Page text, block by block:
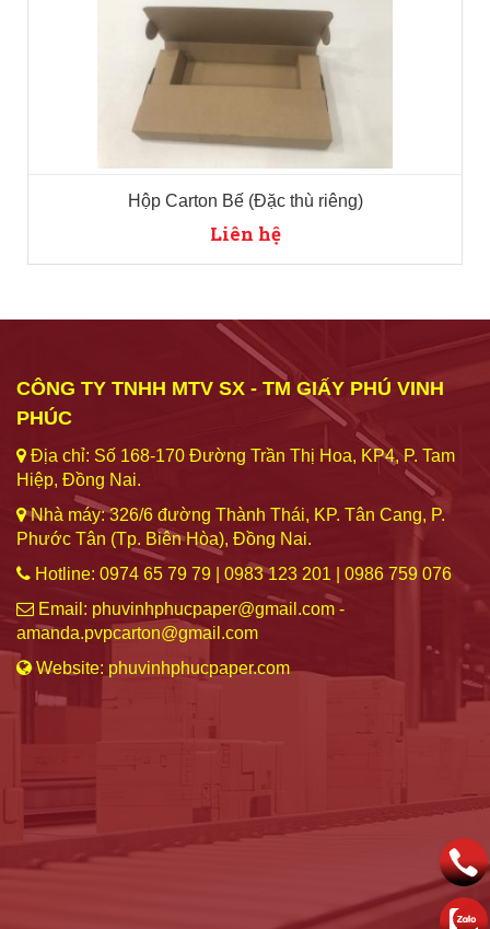
Hộp Carton Bế (Đặc thù riêng)
Liên hệ
CÔNG TY TNHH MTV SX - TM GIẤY PHÚ VINH
PHÚC
Địa chỉ: Số 168-170 Đường Trần Thị Hoa, KP4, P. Tam
Hiệp, Đồng Nai.
Nhà máy: 326/6 đường Thành Thái, KP. Tân Cang, P.
Phước Tân (Tp. Biên Hòa), Đồng Nai.
Hotline: 0974 65 79 79 | 0983 123 201 | 0986 759 076
Email: phuvinhphucpaper@gmail.com -
amanda.pvpcarton@gmail.com
Website: phuvinhphucpaper.com